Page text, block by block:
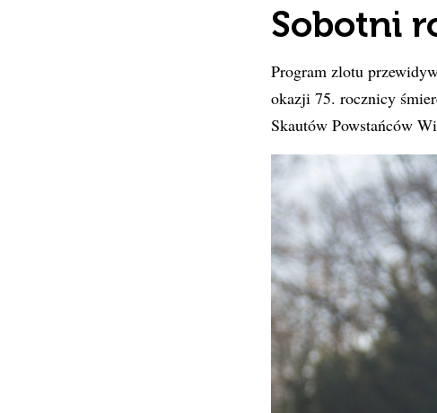
Sobotni
Program zlotu
okazji 75. rocznicy
Skautów Powstańców